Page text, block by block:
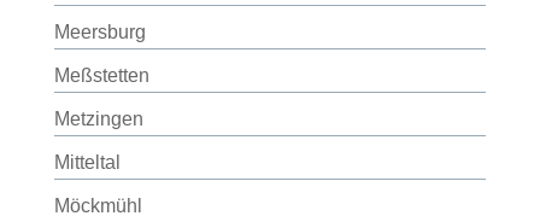
Meersburg
Meßstetten
Metzingen
Mitteltal
Möckmühl